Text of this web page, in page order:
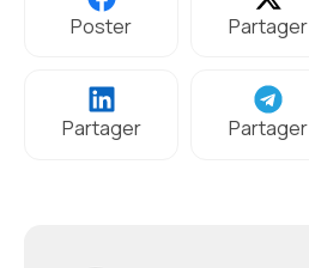
Poster Partager
Partager Partager